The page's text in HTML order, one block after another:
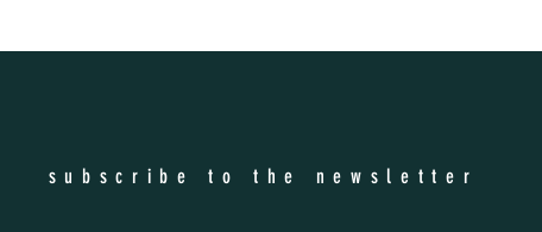
subscribe to the newsletter